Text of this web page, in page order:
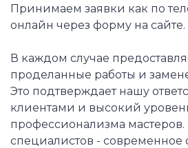
Принимаем заявки как по
онлайн через форму на сайте.
В каждом случае
проделанные работы и
Это подтверждает нашу
клиентами и высокий
профессионализма
специалистов - современное